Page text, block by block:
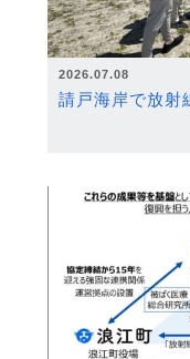
2026.07.08
請戸海岸で放射